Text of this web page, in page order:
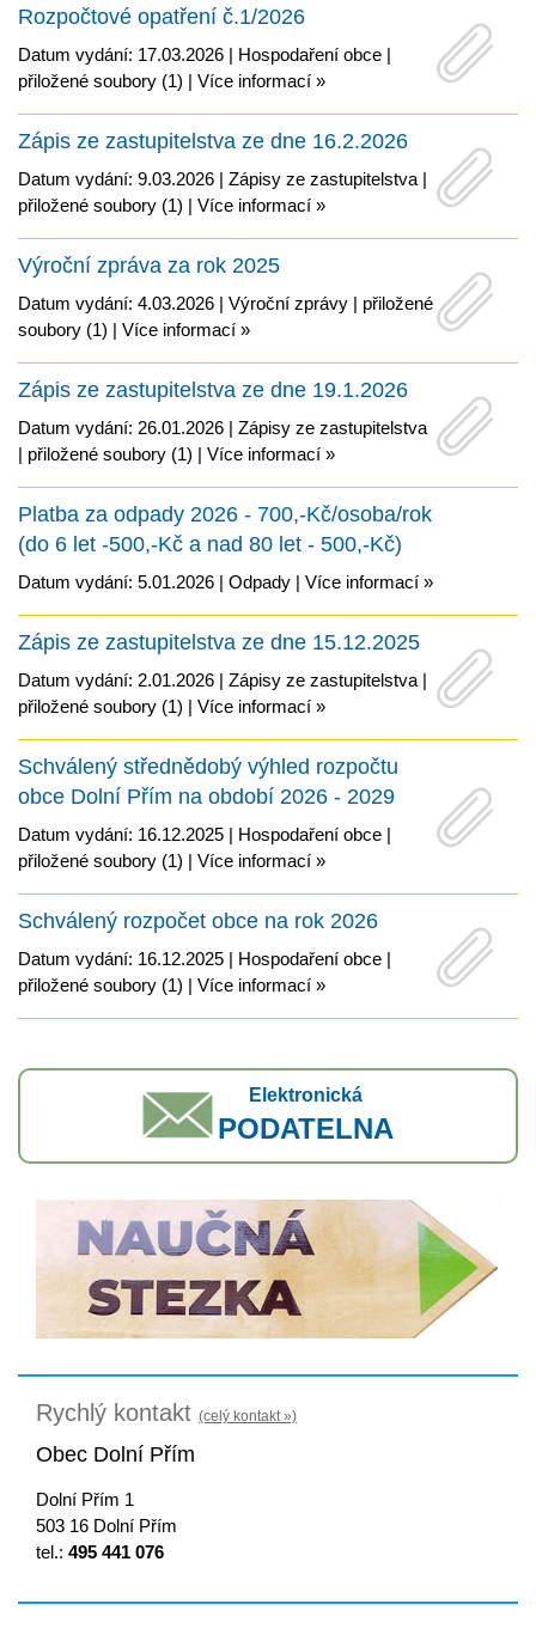
Rozpočtové opatření č.1/2026
Datum vydání: 17.03.2026 | Hospodaření obce |
přiložené soubory (1) | Více informací »
Zápis ze zastupitelstva ze dne 16.2.2026
Datum vydání: 9.03.2026 | Zápisy ze zastupitelstva |
přiložené soubory (1) | Více informací »
Výroční zpráva za rok 2025
Datum vydání: 4.03.2026 | Výroční zprávy | přiložené
soubory (1) | Více informací »
Zápis ze zastupitelstva ze dne 19.1.2026
Datum vydání: 26.01.2026 | Zápisy ze zastupitelstva
| přiložené soubory (1) | Více informací »
Platba za odpady 2026 - 700,-Kč/osoba/rok
(do 6 let -500,-Kč a nad 80 let - 500,-Kč)
Datum vydání: 5.01.2026 | Odpady | Více informací »
Zápis ze zastupitelstva ze dne 15.12.2025
Datum vydání: 2.01.2026 | Zápisy ze zastupitelstva |
přiložené soubory (1) | Více informací »
Schválený střednědobý výhled rozpočtu
obce Dolní Přím na období 2026 - 2029
Datum vydání: 16.12.2025 | Hospodaření obce |
přiložené soubory (1) | Více informací »
Schválený rozpočet obce na rok 2026
Datum vydání: 16.12.2025 | Hospodaření obce |
přiložené soubory (1) | Více informací »
Elektronická
PODATELNA
Rychlý kontakt (celý kontakt »)
Obec Dolní Přím
Dolní Přím 1
503 16 Dolní Přím
tel.: 495 441 076